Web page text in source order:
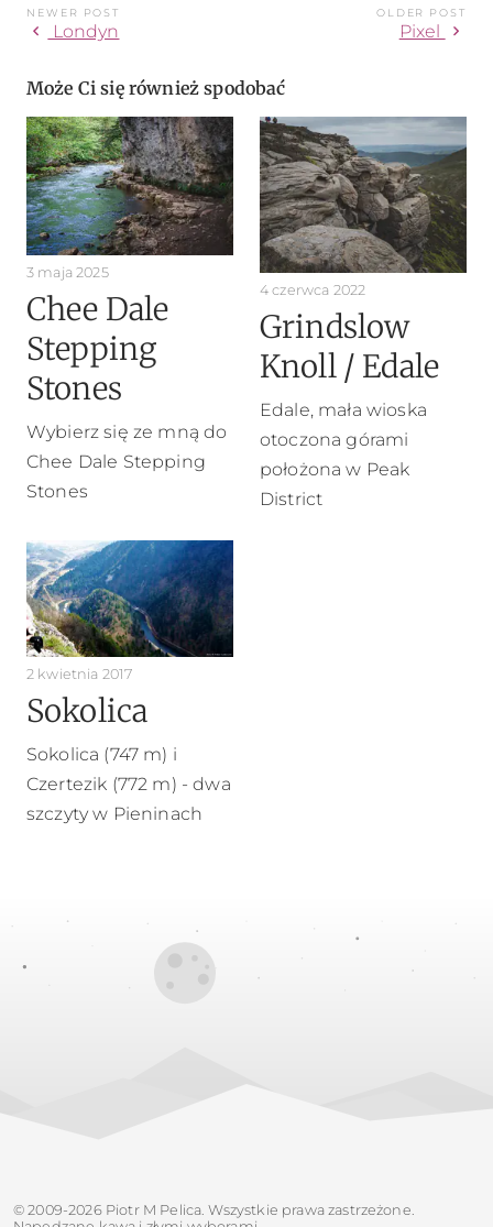
NEWER POST
chevron_left Londyn
OLDER POST
Pixel chevron_right
Może Ci się również spodobać
3 maja 2025
Chee Dale
Stepping
Stones
Wybierz się ze mną do
Chee Dale Stepping
Stones
4 czerwca 2022
Grindslow
Knoll / Edale
Edale, mała wioska
otoczona górami
położona w Peak
District
2 kwietnia 2017
Sokolica
Sokolica (747 m) i
Czertezik (772 m) - dwa
szczyty w Pieninach
© 2009-2026 Piotr M Pelica. Wszystkie prawa zastrzeżone.